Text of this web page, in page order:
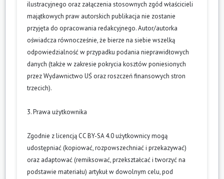
ilustracyjnego oraz załączenia stosownych zgód właścicieli
majątkowych praw autorskich publikacja nie zostanie
przyjęta do opracowania redakcyjnego. Autor/autorka
oświadcza równocześnie, że bierze na siebie wszelką
odpowiedzialność w przypadku podania nieprawidłowych
danych (także w zakresie pokrycia kosztów poniesionych
przez Wydawnictwo UŚ oraz roszczeń finansowych stron
trzecich).
3. Prawa użytkownika
Zgodnie z licencją CC BY-SA 4.0 użytkownicy mogą
udostępniać (kopiować, rozpowszechniać i przekazywać)
oraz adaptować (remiksować, przekształcać i tworzyć na
podstawie materiału) artykuł w dowolnym celu, pod